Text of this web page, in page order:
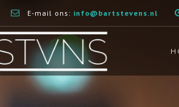
E-mail ons: info@bartstevens.nl